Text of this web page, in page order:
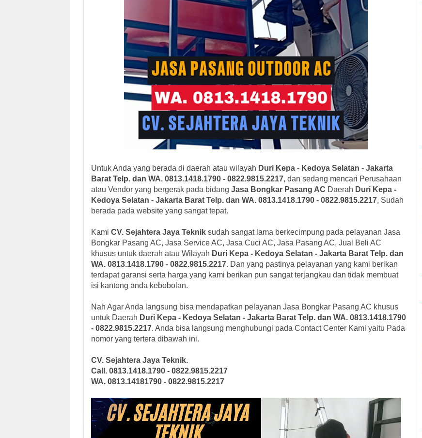
Untuk Anda yang berada di daerah atau wilayah Duri Kepa - Kedoya Selatan - Jakarta
Barat Telp. dan WA. 0813.1418.1790 - 0822.9815.2217, dan sedang mencari Perusahaan
atau Vendor yang bergerak pada bidang Jasa Bongkar Pasang AC Daerah Duri Kepa -
Kedoya Selatan - Jakarta Barat Telp. dan WA. 0813.1418.1790 - 0822.9815.2217, Sudah
berada pada website yang sangat tepat.
Kami CV. Sejahtera Jaya Teknik sudah sangat lama berkecimpung pada pelayanan Jasa
Bongkar Pasang AC, Jasa Service AC, Jasa Cuci AC, Jasa Pasang AC, Jual Beli AC
khusus untuk daerah atau Wilayah Duri Kepa - Kedoya Selatan - Jakarta Barat Telp. dan
WA. 0813.1418.1790 - 0822.9815.2217. Dan yang pastinya pelayanan yang kami berikan
terdapat garansi serta harga yang kami berikan pun sangat terjangkau dan tidak membuat
isi kantong anda kebobolan.
Nah Agar Anda langsung bisa mendapatkan pelayanan Jasa Bongkar Pasang AC khusus
untuk Daerah Duri Kepa - Kedoya Selatan - Jakarta Barat Telp. dan WA. 0813.1418.1790
- 0822.9815.2217. Anda bisa langsung menghubungi pada Contact Center Kami yaitu Pada
nomor yang tertera dibawah ini.
CV. Sejahtera Jaya Teknik.
Call. 0813.1418.1790 - 0822.9815.2217
WA. 0813.14181790 - 0822.9815.2217